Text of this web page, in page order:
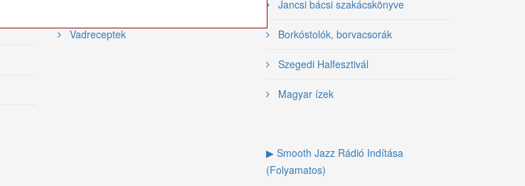
Vadreceptek
Jancsi bácsi szakácskönyve
Borkóstolók, borvacsorák
Szegedi Halfesztivál
Magyar ízek
▶ Smooth Jazz Rádió Indítása
(Folyamatos)